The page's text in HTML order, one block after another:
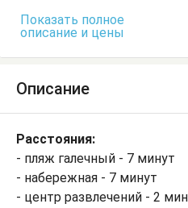
Показать полное
описание и цены
Описание
Расстояния:
- пляж галечный - 7 минут
- набережная - 7 минут
- центр развлечений - 2